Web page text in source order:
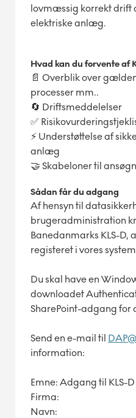
lovmæssig korrekt drift
elektriske anlæg.
Hvad kan du forvente af
📄 Overblik over
processer mm..
🔄 Driftsmeddelelser
✅
⚡ Understøttelse af
anlæg
🤝 Skabeloner til
Sådan får du adgang
Af hensyn til
brugeradministration
Banedanmarks KLS-
registeret i vores
Du skal have en
downloadet
SharePoint-adgang for
Send en e-mail til
information:
Emne: Adgang til KLS-D
Firma:
Navn: